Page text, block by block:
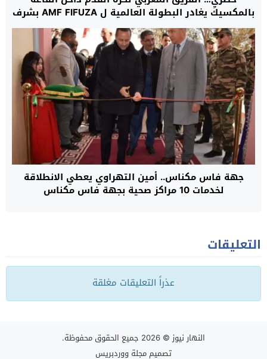
بالمكسيك يغادر البطولة العالمية ل AMF FIFUZA بشرف
بسبب التحكيم القاسي وإصابات اللاعبين
جهة فاس مكناس.. أمين التهراوي يعطي الانطلاقة
لخدمات 10 مراكز صحية بجهة فاس مكناس
التعليقات
عذراً التعليقات مغلقة
النهار نيوز © 2026 جميع الحقوق محفوظة.
تصميممجلة ووردبريس